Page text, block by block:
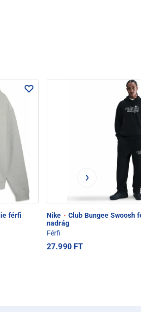
férfi
Nike · Club Bungee Swoosh
nadrág
Férfi
27.990 FT